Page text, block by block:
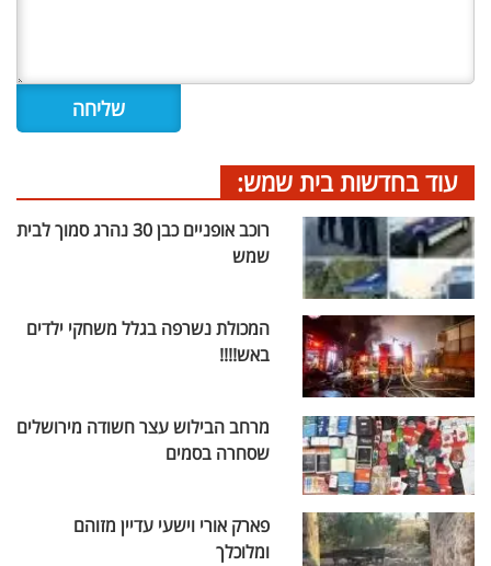
עוד בחדשות בית שמש:
רוכב אופניים כבן 30 נהרג סמוך לבית
שמש
המכולת נשרפה בגלל משחקי ילדים
באש!!!!
מרחב הבילוש עצר חשודה מירושלים
שסחרה בסמים
פארק אורי וישעי עדיין מזוהם
ומלוכלך